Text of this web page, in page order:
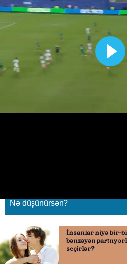
Messi hettrik etdi - 2
Nə düşünürsən?